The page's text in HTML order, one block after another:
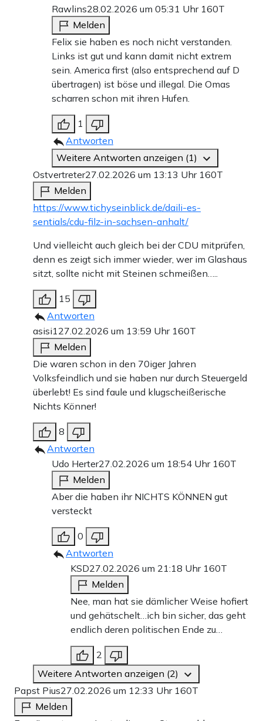
Rawlins28.02.2026 um 05:31 Uhr 160T
Melden
Felix sie haben es noch nicht verstanden.
Links ist gut und kann damit nicht extrem
sein. America first (also entsprechend auf D
übertragen) ist böse und illegal. Die Omas
scharren schon mit ihren Hufen.
1
Antworten
Weitere Antworten anzeigen (1)
Ostvertreter27.02.2026 um 13:13 Uhr 160T
Melden
https://www.tichyseinblick.de/daili-es-
sentials/cdu-filz-in-sachsen-anhalt/
Und vielleicht auch gleich bei der CDU mitprüfen,
denn es zeigt sich immer wieder, wer im Glashaus
sitzt, sollte nicht mit Steinen schmeißen…..
15
Antworten
asisi127.02.2026 um 13:59 Uhr 160T
Melden
Die waren schon in den 70iger Jahren
Volksfeindlich und sie haben nur durch Steuergeld
überlebt! Es sind faule und klugscheißerische
Nichts Könner!
8
Antworten
Udo Herter27.02.2026 um 18:54 Uhr 160T
Melden
Aber die haben ihr NICHTS KÖNNEN gut
versteckt
0
Antworten
KSD27.02.2026 um 21:18 Uhr 160T
Melden
Nee, man hat sie dämlicher Weise hofiert
und gehätschelt…ich bin sicher, das geht
endlich deren politischen Ende zu…
2
Weitere Antworten anzeigen (2)
Papst Pius27.02.2026 um 12:33 Uhr 160T
Melden